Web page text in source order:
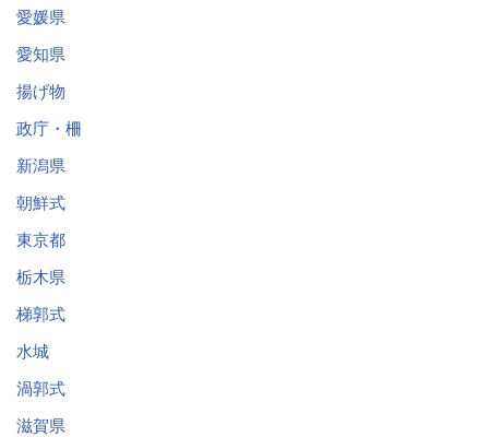
愛媛県
愛知県
揚げ物
政庁・柵
新潟県
朝鮮式
東京都
栃木県
梯郭式
水城
渦郭式
滋賀県